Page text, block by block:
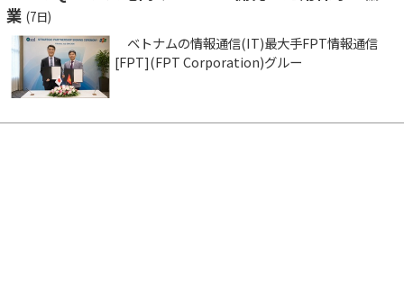
業 (7日)
ベトナムの情報通信(IT)最大手FPT情報通信
[FPT](FPT Corporation)グルー